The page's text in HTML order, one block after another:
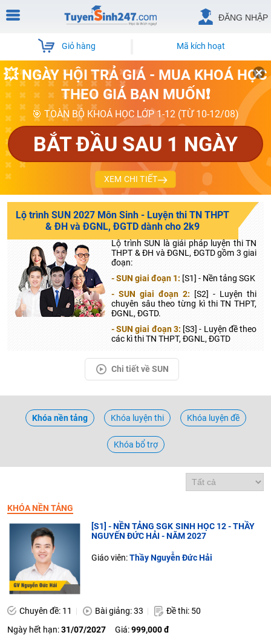
ĐĂNG NHẬP
Giỏ hàng Mã kích hoạt
💥 NGÀY HỘI TRẢ GIÁ - MUA KHOÁ HỌC
THEO GIÁ BẠN MUỐN❗
🎯 TOÀN BỘ KHOÁ HỌC LỚP 1-12 (TỪ 10-12/08)
BẮT ĐẦU SAU 1 NGÀY
XEM CHI TIẾT
Lộ trình SUN 2027 Môn Sinh - Luyện thi TN THPT
& ĐH và ĐGNL, ĐGTD dành cho 2k9
Lộ trình SUN là giải pháp luyện thi TN
THPT & ĐH và ĐGNL, ĐGTD gồm 3 giai
đoạn:
- SUN giai đoạn 1: [S1] - Nền tảng SGK
- SUN giai đoạn 2: [S2] - Luyện thi
chuyên sâu theo từng kì thi TN THPT,
ĐGNL, ĐGTD.
- SUN giai đoạn 3: [S3] - Luyện đề theo
các kì thi TN THPT, ĐGNL, ĐGTD
Chi tiết về SUN
Khóa nền tảng Khóa luyện thi Khóa luyện đề
Khóa bổ trợ
KHÓA NỀN TẢNG
[S1] - NỀN TẢNG SGK SINH HỌC 12 - THẦY
NGUYẾN ĐỨC HẢI - NĂM 2027
Giáo viên:Thầy Nguyễn Đức Hải
Chuyên đề: 11 Bài giảng: 33
Đề thi: 50
Ngày hết hạn:31/07/2027 Giá:999,000 đ